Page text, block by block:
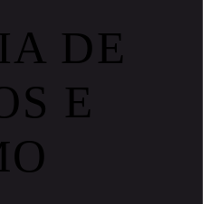
DE
E